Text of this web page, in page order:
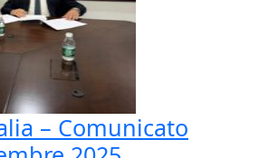
– Comunicato